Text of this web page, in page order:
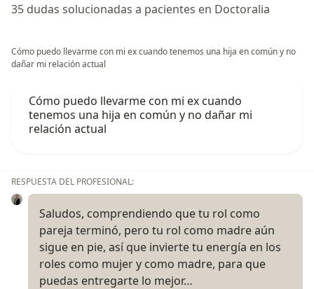
35 dudas solucionadas a pacientes en Doctoralia
Cómo puedo llevarme con mi ex cuando tenemos una hija en común y no
dañar mi relación actual
Cómo puedo llevarme con mi ex cuando
tenemos una hija en común y no dañar mi
relación actual
RESPUESTA DEL PROFESIONAL:
Saludos, comprendiendo que tu rol como
pareja terminó, pero tu rol como madre aún
sigue en pie, así que invierte tu energía en los
roles como mujer y como madre, para que
puedas entregarte lo mejor…